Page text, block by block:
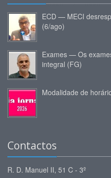
ECD — MECI
(6/ago)
Exames — Os
integral (FG)
Modalidade de
Contactos
R. D. Manuel II, 51 C - 3º